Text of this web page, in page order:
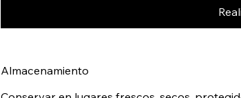
Almacenamiento